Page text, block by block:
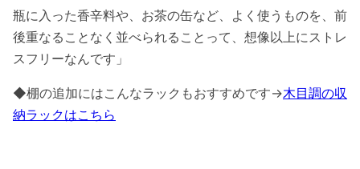
瓶に入った香辛料や、お茶の缶など、よく使うものを、前
後重なることなく並べられることって、想像以上にストレ
スフリーなんです」
◆棚の追加にはこんなラックもおすすめです→木目調の収
納ラックはこちら